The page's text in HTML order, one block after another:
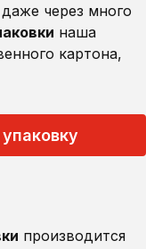
через много
наша
картона,
производится